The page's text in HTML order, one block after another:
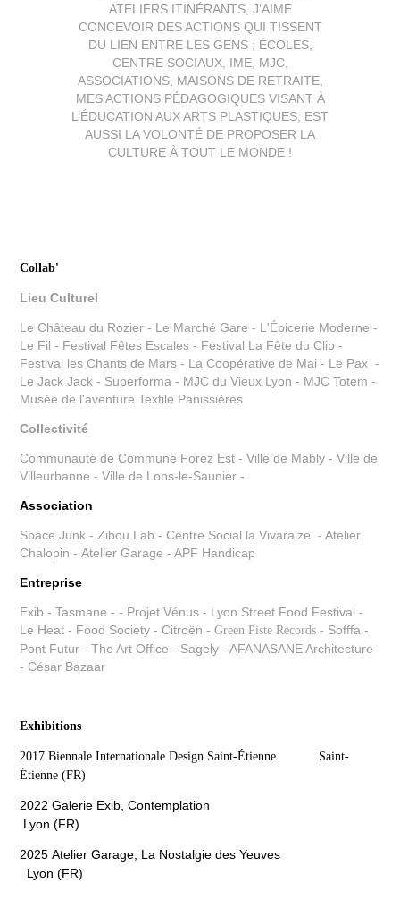
ATELIERS ITINÉRANTS, J’AIME
CONCEVOIR DES ACTIONS QUI TISSENT
DU LIEN ENTRE LES GENS ; ÉCOLES,
CENTRE SOCIAUX, IME, MJC,
ASSOCIATIONS, MAISONS DE RETRAITE,
MES ACTIONS PÉDAGOGIQUES VISANT À
L’ÉDUCATION AUX ARTS PLASTIQUES, EST
AUSSI LA VOLONTÉ DE PROPOSER LA
CULTURE À TOUT LE MONDE !
Collab'
Lieu Culturel
Le Château du Rozier - Le Marché Gare - L'Épicerie Moderne -
Le Fil - Festival Fêtes Escales - Festival La Fête du Clip -
Festival les Chants de Mars - La Coopérative de Mai - Le Pax -
Le Jack Jack - Superforma - MJC du Vieux Lyon - MJC Totem -
Musée de l'aventure Textile Panissières
Collectivité
Communauté de Commune Forez Est - Ville de Mably - Ville de
Villeurbanne - Ville de Lons-le-Saunier -
Association
Space Junk - Zibou Lab - Centre Social la Vivaraize - Atelier
Chalopin - Atelier Garage - APF Handicap
Entreprise
Exib - Tasmane - - Projet Vénus - Lyon Street Food Festival -
Le Heat - Food Society -Citroën - Green Piste Records - Sofffa -
Pont Futur - The Art Office - Sagely - AFANASANE Architecture
- César Bazaar
Exhibitions
2017 Biennale Internationale Design Saint-Étienne. Saint-
Étienne (FR)
2022 Galerie Exib, Contemplation
Lyon (FR)
2025 Atelier Garage, La Nostalgie des Yeuves
Lyon (FR)